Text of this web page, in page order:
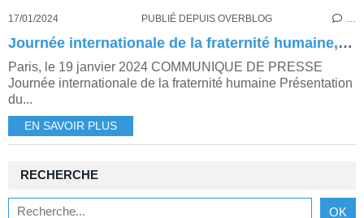
17/01/2024 PUBLIÉ DEPUIS OVERBLOG …
Journée internationale de la fraternité humaine, invitation à une conférence de presse suivie d'un déjeuner le 31 janvier 2024 à 12h, à la Maison de la Conversation - 12 Rue Maurice Grimaud, 75018 Paris
Paris, le 19 janvier 2024 COMMUNIQUE DE PRESSE
Journée internationale de la fraternité humaine Présentation
du...
EN SAVOIR PLUS
RECHERCHE